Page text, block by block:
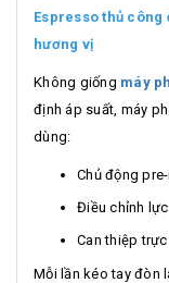
Espresso thủ
hương vị
Không giống máy
định áp suất, máy
dùng:
Chủ động
Điều chỉnh
Can thiệp
Mỗi lần kéo tay đòn